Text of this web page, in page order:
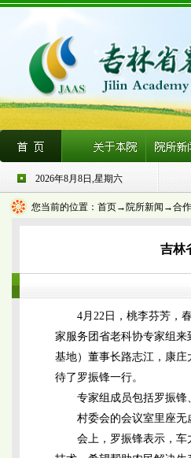
2026年8月8日,星期六
您当前的位置： 首页→院所新闻→合
吉林
4月22日，桃李芬芳，
家服务团省老科协专家组
基地）董事长路志江，康
待了罗振锋一行。
专家组成员包括罗振
村委会的会议室里座
会上，罗振锋表示，